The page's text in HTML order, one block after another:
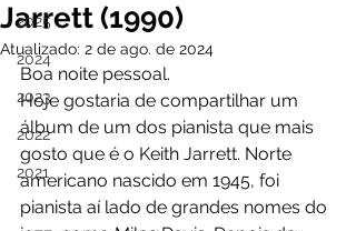
2025
2024
2023
2022
2021
Jarrett (1990)
Atualizado: 2 de ago. de 2024
Boa noite pessoal.
Hoje gostaria de compartilhar um
álbum de um dos pianista que mais
gosto que é o Keith Jarrett. Norte
americano nascido em 1945, foi
pianista aí lado de grandes nomes do